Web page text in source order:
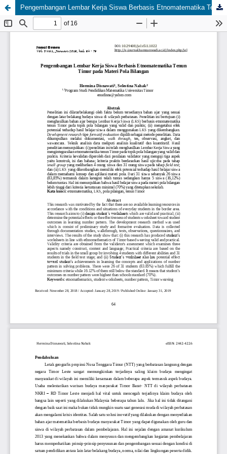
Pengembangan Lembar Kerja Siswa Berbasis Etnomatematika Tenun Timor pada Materi Pola Bilangan